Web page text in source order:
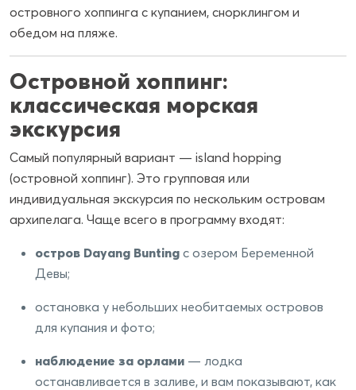
островного хоппинга с купанием, снорклингом и
обедом на пляже.
Островной хоппинг:
классическая морская
экскурсия
Самый популярный вариант — island hopping
(островной хоппинг). Это групповая или
индивидуальная экскурсия по нескольким островам
архипелага. Чаще всего в программу входят:
остров Dayang Bunting с озером Беременной
Девы;
остановка у небольших необитаемых островов
для купания и фото;
наблюдение за орлами — лодка
останавливается в заливе, и вам показывают, как